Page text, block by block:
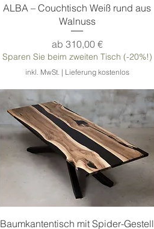
Schnellansicht
ALBA – Couchtisch Weiß rund aus
Walnuss
ab 310,00 €
Sale-Preis
Sparen Sie beim zweiten Tisch (-20%!)
inkl. MwSt. | Lieferung kostenlos
Schnellansicht
Baumkantentisch mit Spider-Gestell